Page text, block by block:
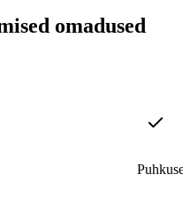
omadused